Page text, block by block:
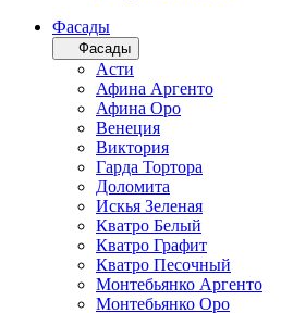
Фасады
Фасады
Асти
Афина Аргенто
Афина Оро
Венеция
Виктория
Гарда Тортора
Доломита
Искья Зеленая
Кватро Белый
Кватро Графит
Кватро Песочный
Монтебьянко Аргенто
Монтебьянко Оро